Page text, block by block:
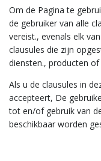
Om de Pagina te
de gebruiker van alle
vereist., evenals elk
clausules die zijn
diensten., producten
Als u de clausules in
accepteert, De
tot en/of gebruik van
beschikbaar worden